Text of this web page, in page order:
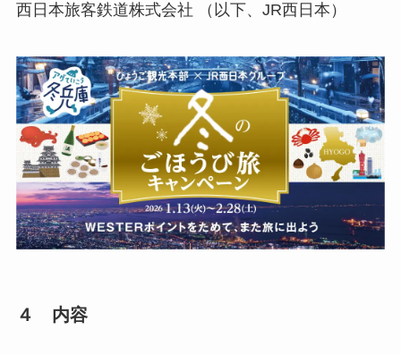
西日本旅客鉄道株式会社 （以下、JR西日本）
４ 内容